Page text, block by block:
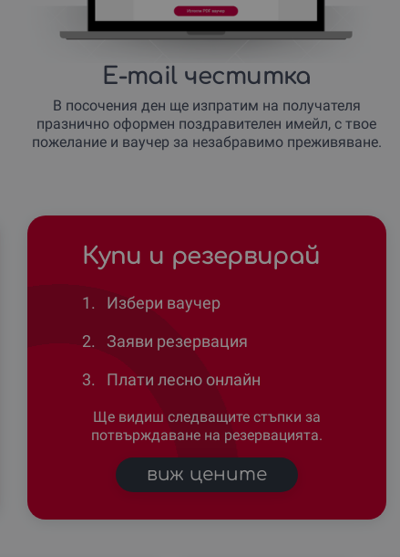
E-mail честитка
В посочения ден ще изпратим на получателя
празнично оформен поздравителен имейл, с твое
пожелание и ваучер за незабравимо преживяване.
Купи и резервирай
1.
Избери ваучер
2.
Заяви резервация
3.
Плати лесно онлайн
Ще видиш следващите стъпки за
потвърждаване на резервацията.
виж цените